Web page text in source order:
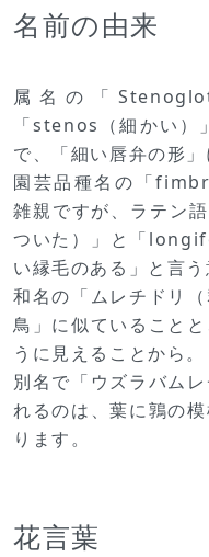
名前の由来
属名の「
「stenos（細かい
で、「細い唇弁の形」
園芸品種名の「
雑親ですが、ラテン
ついた）」と「
い縁毛のある」と言う
和名の「ムレチドリ
鳥」に似ていること
うに見えることから。
別名で「ウズラバム
れるのは、葉に鶉の
ります。
花言葉